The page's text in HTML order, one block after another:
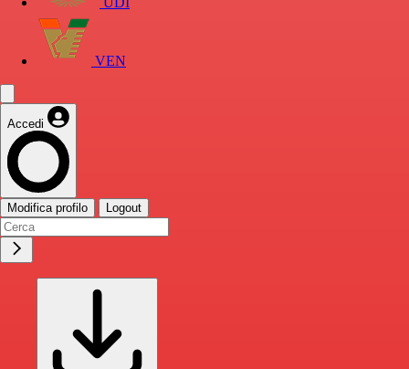
VEN
Accedi
Modifica profilo Logout